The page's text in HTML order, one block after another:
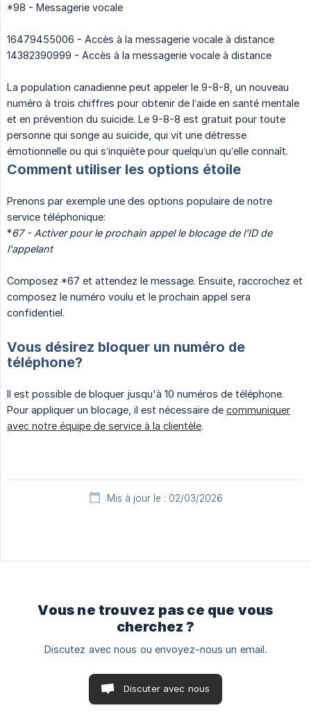
*98 - Messagerie vocale
16479455006 - Accès à la messagerie vocale à distance
14382390999 - Accès à la messagerie vocale à distance
La population canadienne peut appeler le 9-8-8, un nouveau
numéro à trois chiffres pour obtenir de l’aide en santé mentale
et en prévention du suicide. Le 9-8-8 est gratuit pour toute
personne qui songe au suicide, qui vit une détresse
émotionnelle ou qui s’inquiète pour quelqu’un qu’elle connaît.
Comment utiliser les options étoile
Prenons par exemple une des options populaire de notre
service téléphonique:
*67 - Activer pour le prochain appel le blocage de l'ID de
l'appelant
Composez *67 et attendez le message. Ensuite, raccrochez et
composez le numéro voulu et le prochain appel sera
confidentiel.
Vous désirez bloquer un numéro de
téléphone?
Il est possible de bloquer jusqu'à 10 numéros de téléphone.
Pour appliquer un blocage, il est nécessaire de communiquer
avec notre équipe de service à la clientèle.
Mis à jour le : 02/03/2026
Vous ne trouvez pas ce que vous
cherchez ?
Discutez avec nous ou envoyez-nous un email.
Discuter avec nous